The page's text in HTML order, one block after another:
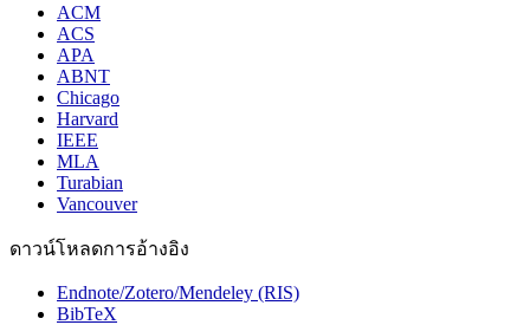
ACM
ACS
APA
ABNT
Chicago
Harvard
IEEE
MLA
Turabian
Vancouver
ดาวน์โหลดการอ้างอิง
Endnote/Zotero/Mendeley (RIS)
BibTeX